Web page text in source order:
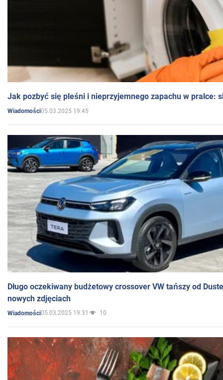
Jak pozbyć się pleśni i nieprzyjemnego zapachu w pralce:
Wiadomości05.03.2025 19:45
Długo oczekiwany budżetowy crossover VW tańszy od
nowych zdjęciach
Wiadomości05.03.2025 19:31 10